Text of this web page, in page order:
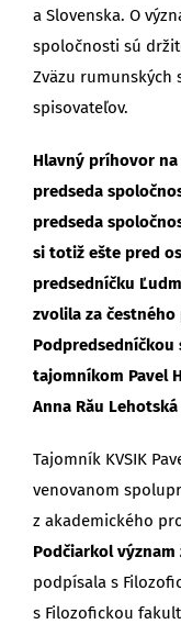
a Slovenska. O
spoločnosti sú
Zväzu rumunských
spisovateľov.
Hlavný príhovor
predseda
predseda
si totiž ešte pred
predsedníčku
zvolila za
Podpredsedníčkou
tajomníkom Pavel
Anna Rău
Tajomník KVSIK
venovanom
z akademického
Podčiarkol význam
podpísala s
s Filozofickou